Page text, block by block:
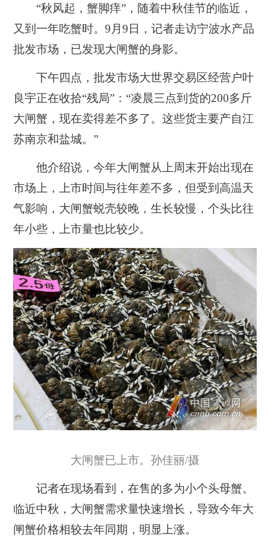
“秋风起，蟹脚痒”，随着中秋佳节的临近，
又到一年吃蟹时。9月9日，记者走访宁波水产品
批发市场，已发现大闸蟹的身影。
下午四点，批发市场大世界交易区经营户叶
良宇正在收拾“残局”：“凌晨三点到货的200多斤
大闸蟹，现在卖得差不多了。这些货主要产自江
苏南京和盐城。”
他介绍说，今年大闸蟹从上周末开始出现在
市场上，上市时间与往年差不多，但受到高温天
气影响，大闸蟹蜕壳较晚，生长较慢，个头比往
年小些，上市量也比较少。
大闸蟹已上市。孙佳丽/摄
记者在现场看到，在售的多为小个头母蟹。
临近中秋，大闸蟹需求量快速增长，导致今年大
闸蟹价格相较去年同期，明显上涨。